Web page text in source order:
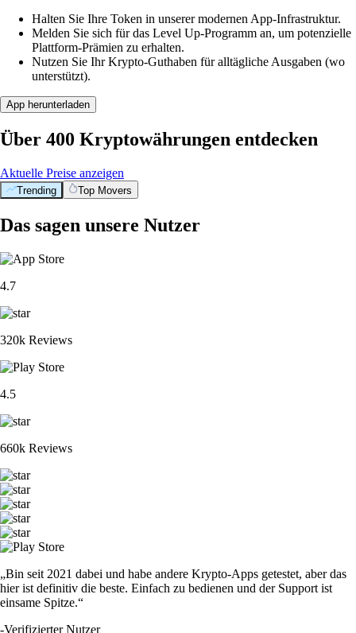
Halten Sie Ihre Token in unserer modernen App-Infrastruktur.
Melden Sie sich für das Level Up-Programm an, um potenzielle
Plattform-Prämien zu erhalten.
Nutzen Sie Ihr Krypto-Guthaben für alltägliche Ausgaben (wo
unterstützt).
App herunterladen
Über 400 Kryptowährungen entdecken
Aktuelle Preise anzeigen
Trending Top Movers
Das sagen unsere Nutzer
4.7
320k Reviews
4.5
660k Reviews
„Bin seit 2021 dabei und habe andere Krypto-Apps getestet, aber das
hier ist definitiv die beste. Einfach zu bedienen und der Support ist
einsame Spitze.“
-Verifizierter Nutzer